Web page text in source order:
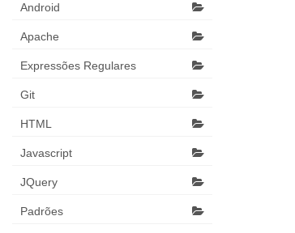
Android
Apache
Expressões Regulares
Git
HTML
Javascript
JQuery
Padrões